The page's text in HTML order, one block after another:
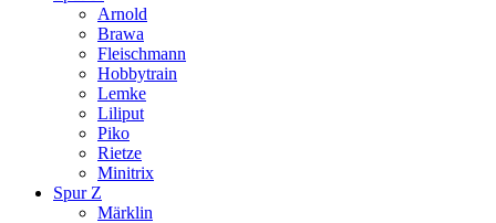
Arnold
Brawa
Fleischmann
Hobbytrain
Lemke
Liliput
Piko
Rietze
Minitrix
Spur Z
Märklin